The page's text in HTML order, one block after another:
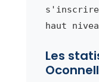
s'inscrire
haut
Les
Oconnell